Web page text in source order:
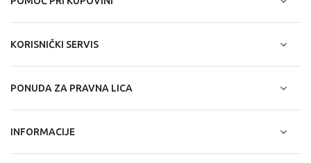
KORISNIČKI SERVIS
PONUDA ZA PRAVNA LICA
INFORMACIJE